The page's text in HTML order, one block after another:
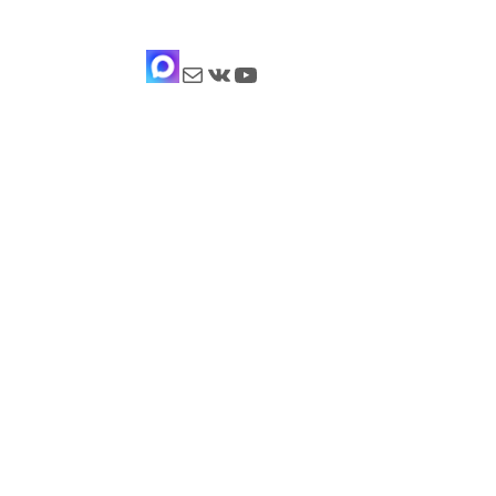
Почта ВКонтакте YouTube